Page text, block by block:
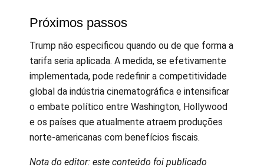
Próximos passos
Trump não especificou quando ou de que forma a
tarifa seria aplicada. A medida, se efetivamente
implementada, pode redefinir a competitividade
global da indústria cinematográfica e intensificar
o embate político entre Washington, Hollywood
e os países que atualmente atraem produções
norte-americanas com benefícios fiscais.
Nota do editor: este conteúdo foi publicado